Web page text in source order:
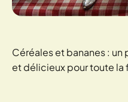
Céréales et bananes :
et délicieux pour toute la